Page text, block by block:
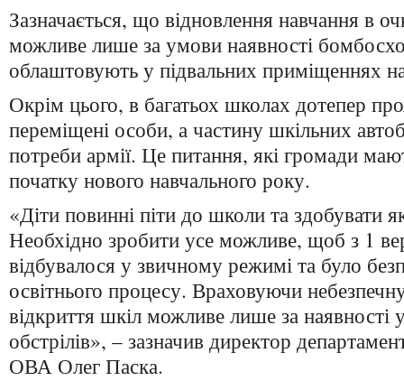
Зазначається, що відновлення навчання в
можливе лише за умови наявності
облаштовують у підвальних приміщеннях
Окрім цього, в багатьох школах дотепер
переміщені особи, а частину шкільних
потреби армії. Це питання, які громади
початку нового навчального року.
«Діти повинні піти до школи та здобувати
Необхідно зробити усе можливе, щоб з 1
відбувалося у звичному режимі та було
освітнього процесу. Враховуючи
відкриття шкіл можливе лише за наявності
обстрілів», – зазначив директор
ОВА Олег Паска.